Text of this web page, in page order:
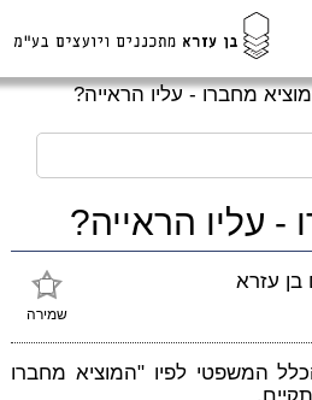
מחברו - עליו הראייה?
- עליו הראייה?
שמירה
עזרא
המשפטי לפיו "המוציא מחברו